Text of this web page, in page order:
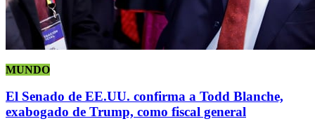
MUNDO
El Senado de EE.UU. confirma a Todd Blanche,
exabogado de Trump, como fiscal general